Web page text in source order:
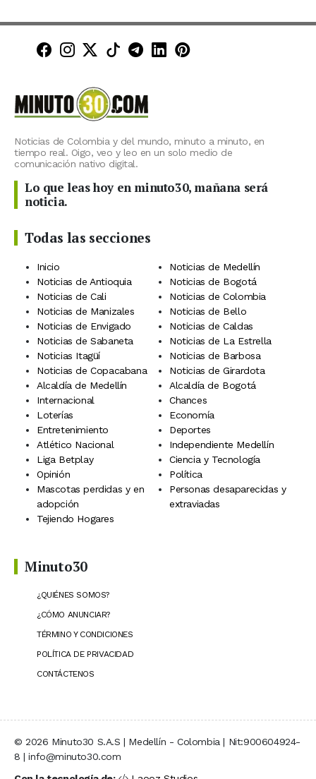
Minuto30 en Facebook
Minuto30 en Instagram
Minuto30 en X (Twitter)
Minuto30 en TikTok
Canal de Minuto30 en
Minuto30 en LinkedIn
Minuto30 en
Noticias de Colombia y del mundo, minuto a minuto, en
tiempo real. Oigo, veo y leo en un solo medio de
comunicación nativo digital.
Lo que leas hoy en minuto30, mañana será
noticia.
Todas las secciones
Inicio
Noticias de Medellín
Noticias de Antioquia
Noticias de Bogotá
Noticias de Cali
Noticias de Colombia
Noticias de Manizales
Noticias de Bello
Noticias de Envigado
Noticias de Caldas
Noticias de Sabaneta
Noticias de La Estrella
Noticias Itagüí
Noticias de Barbosa
Noticias de Copacabana
Noticias de Girardota
Alcaldía de Medellín
Alcaldía de Bogotá
Internacional
Chances
Loterías
Economía
Entretenimiento
Deportes
Atlético Nacional
Independiente Medellín
Liga Betplay
Ciencia y Tecnología
Opinión
Política
Mascotas perdidas y en
adopción
Personas desaparecidas y
extraviadas
Tejiendo Hogares
Minuto30
¿QUIÉNES SOMOS?
¿CÓMO ANUNCIAR?
TÉRMINO Y CONDICIONES
POLÍTICA DE PRIVACIDAD
CONTÁCTENOS
© 2026 Minuto30 S.A.S | Medellín - Colombia | Nit:900604924-
8 | info@minuto30.com